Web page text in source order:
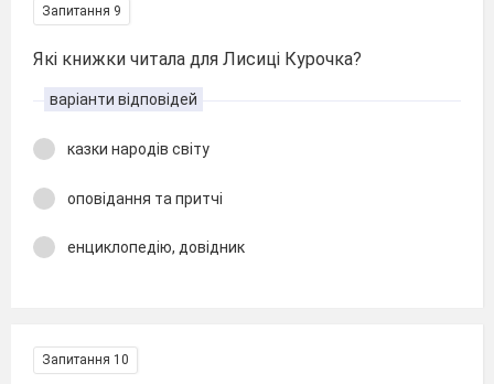
Запитання 9
Які книжки читала для Лисиці Курочка?
варіанти відповідей
казки народів світу
оповідання та притчі
енциклопедію, довідник
Запитання 10